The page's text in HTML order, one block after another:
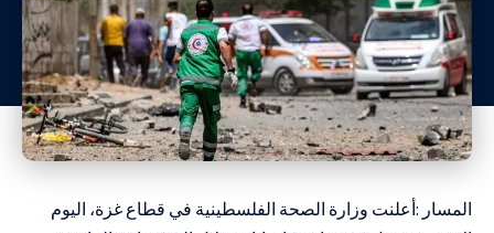
المسار :أعلنت وزارة الصحة الفلسطينية في قطاع غزة، اليوم